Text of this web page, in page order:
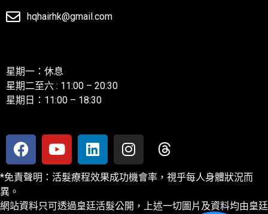
hqhairhk@gmail.com
星期一：休息
星期二至六 : 11:00 – 20:30
星期日：11:00 – 18:30
*免責聲明：活髮療程效果成功機會率，視乎每人身體狀況而
異。
網站資料只可透過皇廷活髮公開，上述一切圖片及資料均由皇廷